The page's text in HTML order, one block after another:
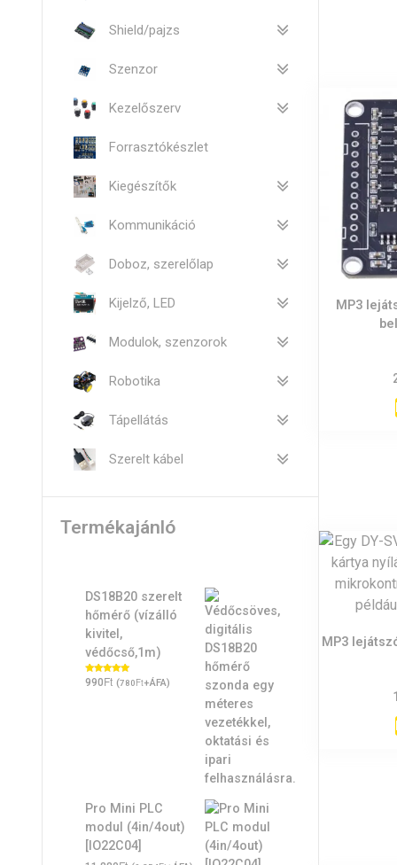
MP3
MP3
Shield/pajzs
Szenzor
Kezelőszerv
Forrasztókészlet
Kiegészítők
Kommunikáció
Doboz, szerelőlap
Kijelző, LED
Modulok, szenzorok
Robotika
Tápellátás
Szerelt kábel
Termékajánló
DS18B20 szerelt
hőmérő (vízálló
kivitel,
védőcső,1m)
Értékelés:
5.00/ 5
990Ft (780Ft+ÁFA)
Pro Mini PLC
modul (4in/4out)
[IO22C04]